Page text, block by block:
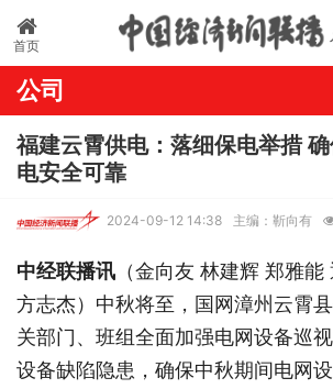
首页
公司
福建云霄供电：落细保电举措
电安全可靠
2024-09-12 14:38 主编：靳向有
中经联播讯 （金向友 林建辉 郑雅
方志杰）中秋将至，国网漳州云霄
关部门、班组全面加强电网设备巡
设备缺陷隐患，确保中秋期间电网